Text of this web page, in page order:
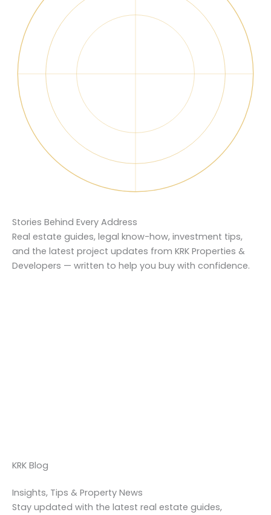
Stories Behind Every Address
Real estate guides, legal know-how, investment tips,
and the latest project updates from KRK Properties &
Developers — written to help you buy with confidence.
KRK Blog
Insights, Tips & Property News
Stay updated with the latest real estate guides,